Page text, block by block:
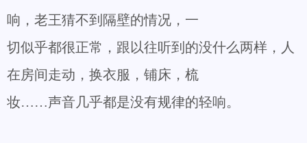
响，老王猜不到隔壁的情况，一
切似乎都很正常，跟以往听到的没什么两样，人
在房间走动，换衣服，铺床，梳
妆……声音几乎都是没有规律的轻响。